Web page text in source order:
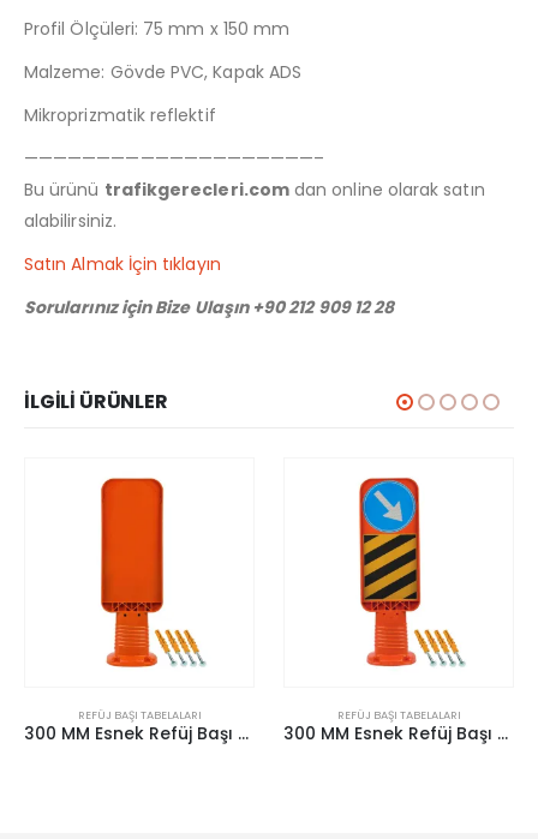
Profil Ölçüleri: 75 mm x 150 mm
Malzeme: Gövde PVC, Kapak ADS
Mikroprizmatik reflektif
————————————————————–
Bu ürünü trafikgerecleri.comdan online olarak satın
alabilirsiniz.
Satın Almak İçin tıklayın
Sorularınız için Bize Ulaşın +90 212 909 12 28
İLGILI ÜRÜNLER
REFÜJ BAŞI TABELALARI
300 MM Esnek Refüj Başı Tabelası
REFÜJ BAŞI TABELALARI
300 MM Esnek Refüj Başı Tabelası